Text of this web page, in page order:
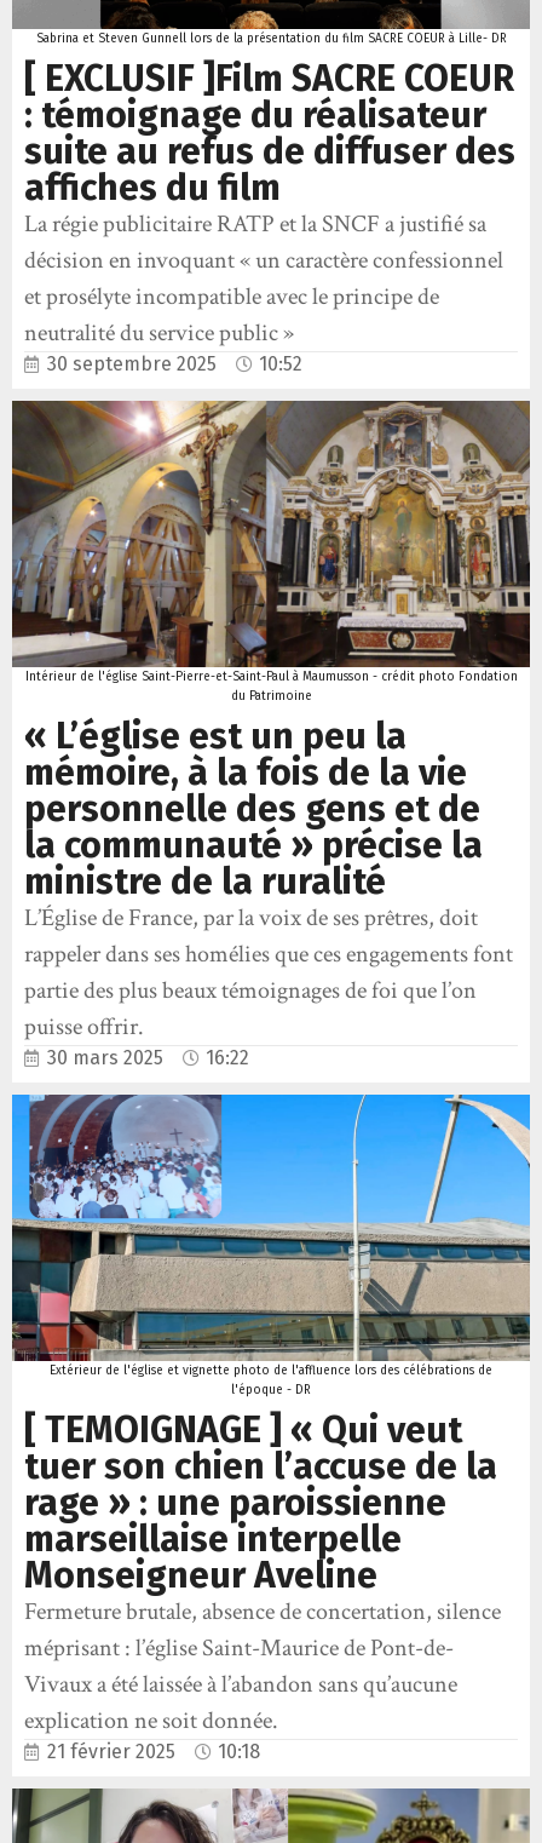
Sabrina et Steven Gunnell lors de la présentation du film SACRE COEUR à Lille- DR
[ EXCLUSIF ]Film SACRE COEUR
: témoignage du réalisateur
suite au refus de diffuser des
affiches du film
La régie publicitaire RATP et la SNCF a justifié sa
décision en invoquant « un caractère confessionnel
et prosélyte incompatible avec le principe de
neutralité du service public »
30 septembre 2025 10:52
Intérieur de l'église Saint-Pierre-et-Saint-Paul à Maumusson - crédit photo Fondation
du Patrimoine
« L’église est un peu la
mémoire, à la fois de la vie
personnelle des gens et de
la communauté » précise la
ministre de la ruralité
L’Église de France, par la voix de ses prêtres, doit
rappeler dans ses homélies que ces engagements font
partie des plus beaux témoignages de foi que l’on
puisse offrir.
30 mars 2025 16:22
Extérieur de l'église et vignette photo de l'affluence lors des célébrations de
l'époque - DR
[ TEMOIGNAGE ] « Qui veut
tuer son chien l’accuse de la
rage » : une paroissienne
marseillaise interpelle
Monseigneur Aveline
Fermeture brutale, absence de concertation, silence
méprisant : l’église Saint-Maurice de Pont-de-
Vivaux a été laissée à l’abandon sans qu’aucune
explication ne soit donnée.
21 février 2025 10:18